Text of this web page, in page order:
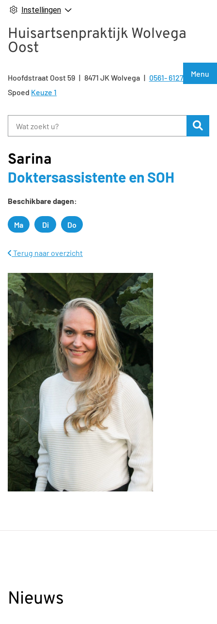
Instellingen
Huisartsenpraktijk Wolvega
Oost
Menu
Hoofdstraat Oost 59 8471 JK Wolvega Tel:
0561- 612722
Spoed Keuze 1
Sarina
Doktersassistente en SOH
Beschikbare dagen:
Maandag
Ma Dinsdag
Di Donderdag
Do
Terug naar overzicht
Nieuws